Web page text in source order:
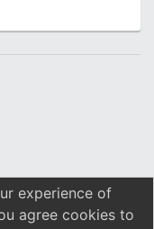
experience of
agree cookies to